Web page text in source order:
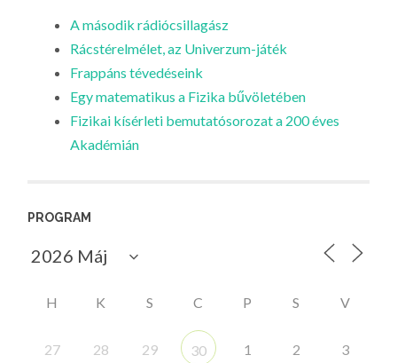
A második rádiócsillagász
Rácstérelmélet, az Univerzum-játék
Frappáns tévedéseink
Egy matematikus a Fizika bűvöletében
Fizikai kísérleti bemutatósorozat a 200 éves
Akadémián
PROGRAM
H K S C P S V
27 28 29 30 1 2 3